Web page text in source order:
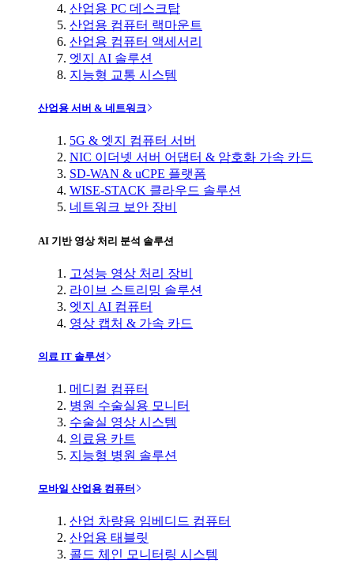
산업용 PC 데스크탑
산업용 컴퓨터 랙마운트
산업용 컴퓨터 액세서리
엣지 AI 솔루션
지능형 교통 시스템
산업용 서버 & 네트워크
5G & 엣지 컴퓨터 서버
NIC 이더넷 서버 어댑터 & 암호화 가속 카드
SD-WAN & uCPE 플랫폼
WISE-STACK 클라우드 솔루션
네트워크 보안 장비
AI 기반 영상 처리 분석 솔루션
고성능 영상 처리 장비
라이브 스트리밍 솔루션
엣지 AI 컴퓨터
영상 캡처 & 가속 카드
의료 IT 솔루션
메디컬 컴퓨터
병원 수술실용 모니터
수술실 영상 시스템
의료용 카트
지능형 병원 솔루션
모바일 산업용 컴퓨터
산업 차량용 임베디드 컴퓨터
산업용 태블릿
콜드 체인 모니터링 시스템